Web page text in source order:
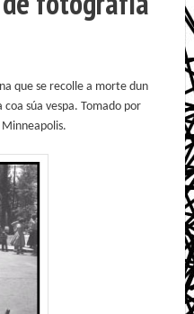
que se recolle a morte dun
súa vespa. Tomado por